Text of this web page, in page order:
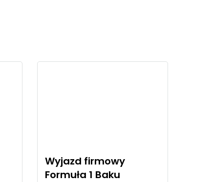
Wyjazd firmowy
Formuła 1 Baku